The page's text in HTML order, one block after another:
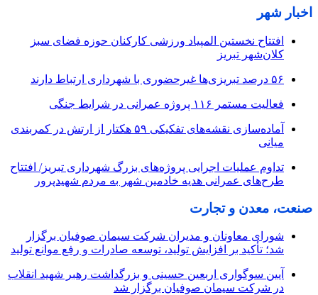
اخبار شهر
افتتاح نخستین المپیاد ورزشی کارکنان حوزه فضای سبز
کلان‌شهر تبریز
۵۶ درصد تبریزی‌ها غیرحضوری با شهرداری ارتباط دارند
فعالیت مستمر ۱۱۶ پروژه عمرانی در شرایط جنگی
آماده‌سازی نقشه‌های تفکیکی ۵۹ هکتار از ارتش در کمربندی
میانی
تداوم عملیات اجرایی پروژه‌های بزرگ شهرداری تبریز/ افتتاح
طرح‌های عمرانی هدیه خادمین شهر به مردم شهیدپرور
صنعت، معدن و تجارت
شورای معاونان و مدیران شرکت سیمان صوفیان برگزار
شد؛ تأکید بر افزایش تولید، توسعه صادرات و رفع موانع تولید
آیین سوگواری اربعین حسینی و بزرگداشت رهبر شهید انقلاب
در شرکت سیمان صوفیان برگزار شد